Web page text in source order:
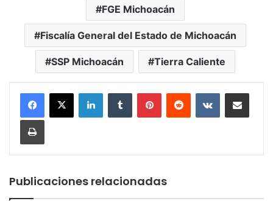
FGE Michoacán
Fiscalía General del Estado de Michoacán
SSP Michoacán Tierra Caliente
LinkedInTumblr PinterestReddit VKontakteCompartir por
Imprimir
Publicaciones relacionadas